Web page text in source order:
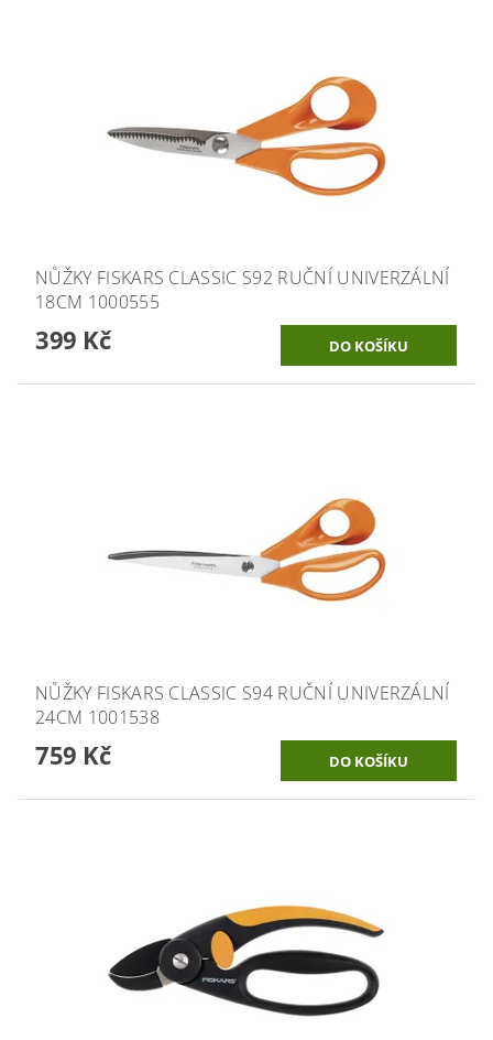
NŮŽKY FISKARS CLASSIC S92 RUČNÍ UNIVERZÁLNÍ
18CM 1000555
399 Kč
NŮŽKY FISKARS CLASSIC S94 RUČNÍ UNIVERZÁLNÍ
24CM 1001538
759 Kč